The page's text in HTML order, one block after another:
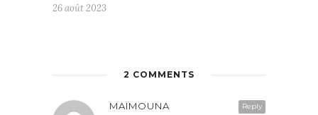
26 août 2023
2 COMMENTS
Reply
MAÏMOUNA